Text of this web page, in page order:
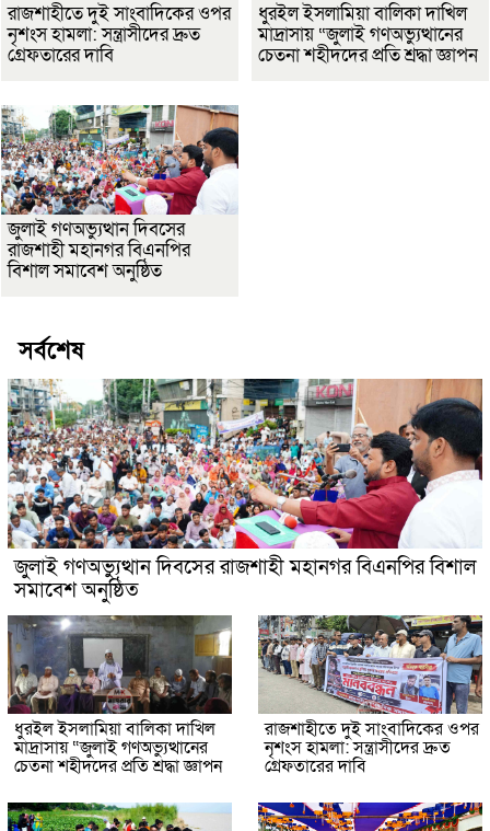
রাজশাহীতে দুই সাংবাদিকের ওপর
নৃশংস হামলা: সন্ত্রাসীদের দ্রুত
গ্রেফতারের দাবি
ধুরইল ইসলামিয়া বালিকা দাখিল
মাদ্রাসায় “জুলাই গণঅভ্যুত্থানের
চেতনা শহীদদের প্রতি শ্রদ্ধা জ্ঞাপন
জুলাই গণঅভ্যুত্থান দিবসের
রাজশাহী মহানগর বিএনপির
বিশাল সমাবেশ অনুষ্ঠিত
সর্বশেষ
জুলাই গণঅভ্যুত্থান দিবসের রাজশাহী মহানগর বিএনপির বিশাল
সমাবেশ অনুষ্ঠিত
ধুরইল ইসলামিয়া বালিকা দাখিল
মাদ্রাসায় “জুলাই গণঅভ্যুত্থানের
চেতনা শহীদদের প্রতি শ্রদ্ধা জ্ঞাপন
রাজশাহীতে দুই সাংবাদিকের ওপর
নৃশংস হামলা: সন্ত্রাসীদের দ্রুত
গ্রেফতারের দাবি